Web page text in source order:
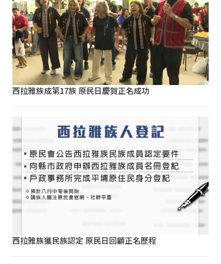
西拉雅族成第17族 原民日慶賀正名成功
西拉雅族獲民族認定 原民日回顧正名歷程